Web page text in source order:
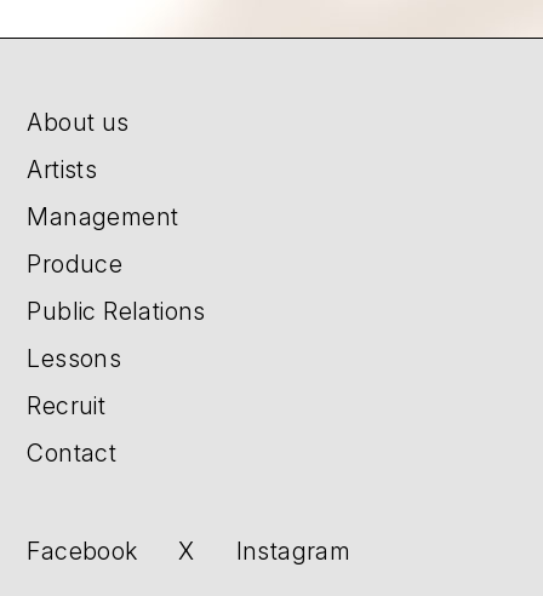
About us
Artists
Management
Produce
Public Relations
Lessons
Recruit
Contact
Facebook X Instagram